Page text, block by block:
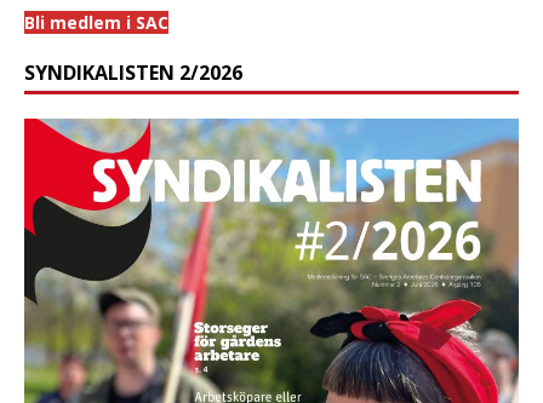
Bli medlem i SAC
SYNDIKALISTEN 2/2026